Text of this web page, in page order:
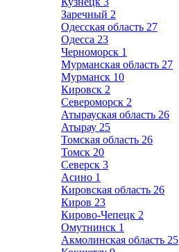
Заречный 2
Одесская область 27
Одесса 23
Черноморск 1
Мурманская область 27
Мурманск 10
Кировск 2
Североморск 2
Атырауская область 26
Атырау 25
Томская область 26
Томск 20
Северск 3
Асино 1
Кировская область 26
Киров 23
Кирово-Чепецк 2
Омутнинск 1
Акмолинская область 25